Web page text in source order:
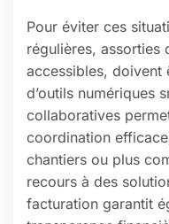
Pour éviter ces
régulières, assorties
accessibles, doivent
d’outils numériques
collaboratives
coordination
chantiers ou plus
recours à des
facturation garantit